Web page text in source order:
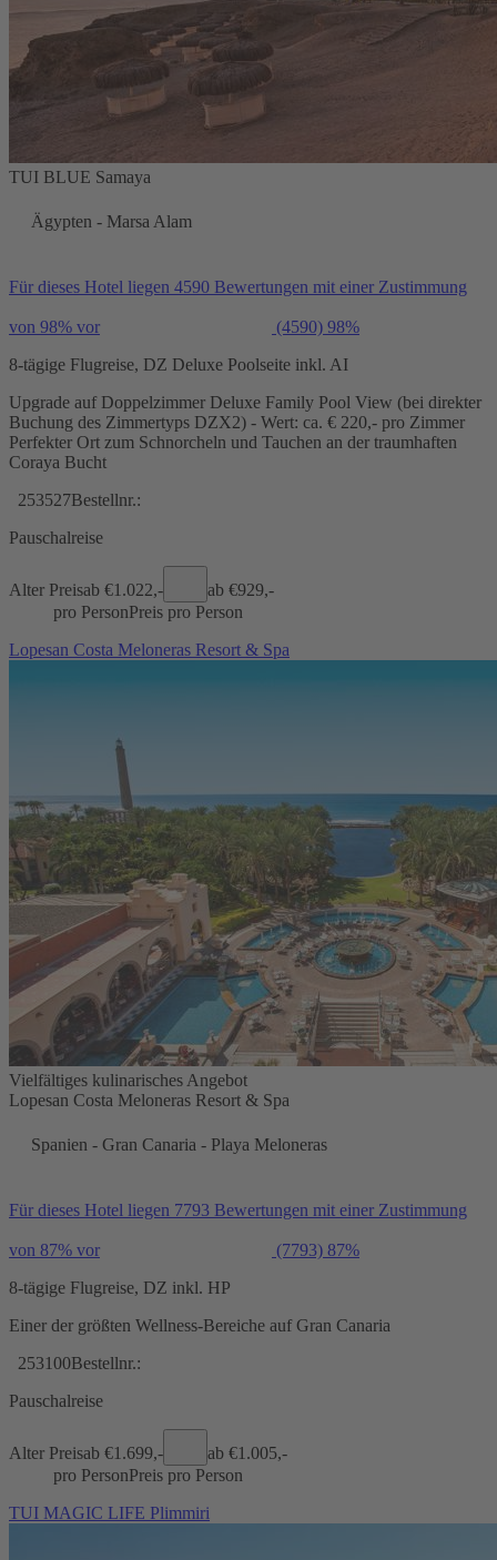
TUI BLUE Samaya
Ägypten - Marsa Alam
Für dieses Hotel liegen 4590 Bewertungen mit einer Zustimmung
von 98% vor (4590) 98%
8-tägige Flugreise, DZ Deluxe Poolseite inkl. AI
Upgrade auf Doppelzimmer Deluxe Family Pool View (bei direkter
Buchung des Zimmertyps DZX2) - Wert: ca. € 220,- pro Zimmer
Perfekter Ort zum Schnorcheln und Tauchen an der traumhaften
Coraya Bucht
253527Bestellnr.:
Pauschalreise
Alter Preisab €1.022,- ab €929,-
pro PersonPreis pro Person
Lopesan Costa Meloneras Resort & Spa
Vielfältiges kulinarisches Angebot
Lopesan Costa Meloneras Resort & Spa
Spanien - Gran Canaria - Playa Meloneras
Für dieses Hotel liegen 7793 Bewertungen mit einer Zustimmung
von 87% vor (7793) 87%
8-tägige Flugreise, DZ inkl. HP
Einer der größten Wellness-Bereiche auf Gran Canaria
253100Bestellnr.:
Pauschalreise
Alter Preisab €1.699,- ab €1.005,-
pro PersonPreis pro Person
TUI MAGIC LIFE Plimmiri